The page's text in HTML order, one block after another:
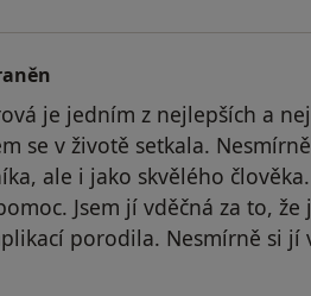
je jedním z nejlepších a
se v životě setkala.
ale i jako skvělého
Jsem jí vděčná za to,
porodila. Nesmírně si jí